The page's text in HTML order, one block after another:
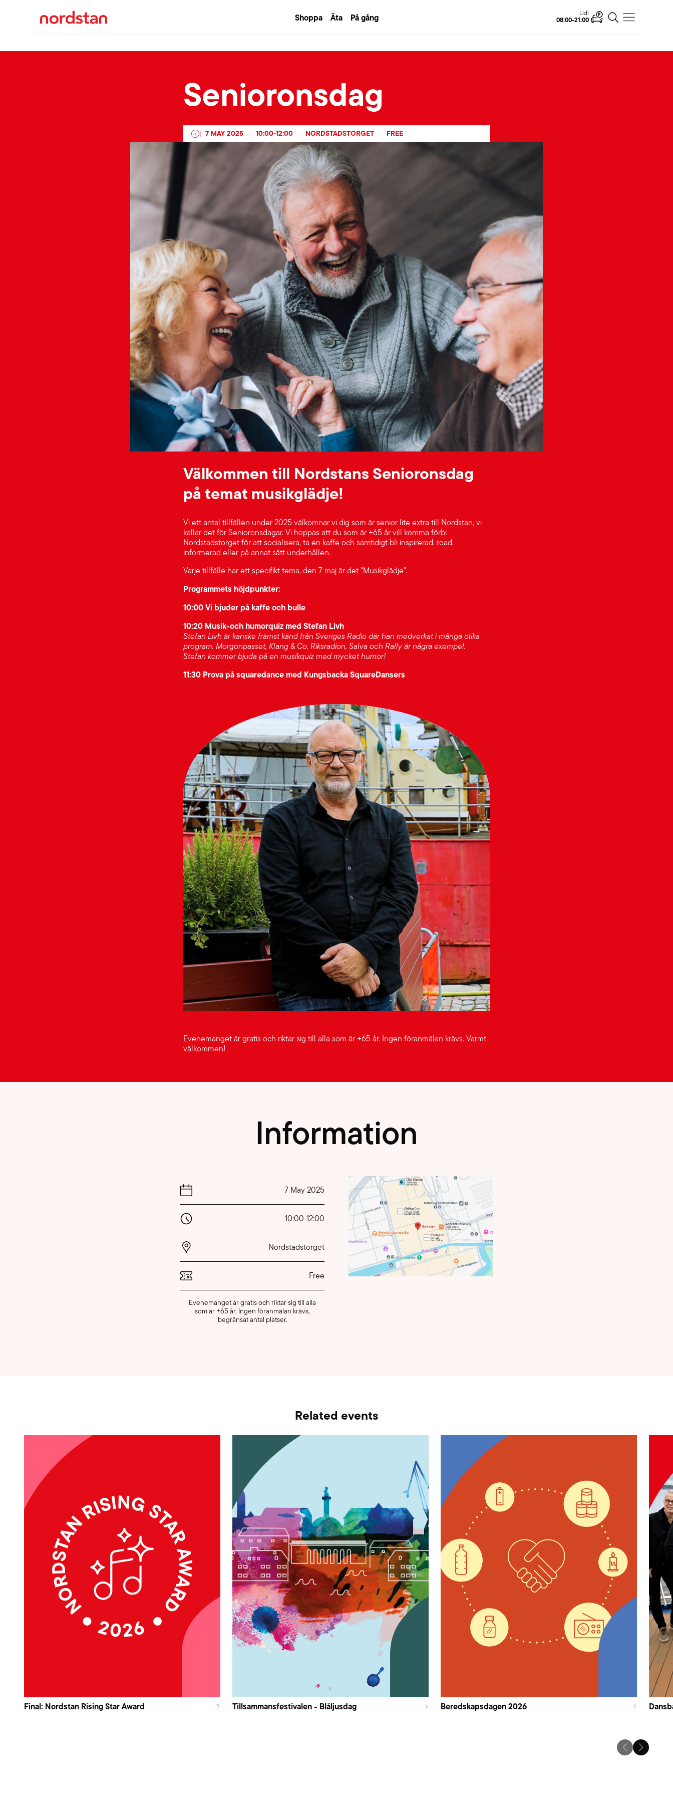
Shoppa Äta På gång Ahlsell
Open
Senioronsdag
| 7 MAY 2025 — 10:00-12:00 — NORDSTADSTORGET — FREE
Välkommen till Nordstans Senioronsdag
på temat musikglädje!
Vi ett antal tillfällen under 2025 välkomnar vi dig som är senior lite extra till Nordstan, vi
kallar det för Senioronsdagar. Vi hoppas att du som är +65 år vill komma förbi
Nordstadstorget för att socialisera, ta en kaffe och samtidigt bli inspirerad, road,
informerad eller på annat sätt underhållen.
Varje tillfälle har ett specifikt tema, den 7 maj är det "Musikglädje".
Programmets höjdpunkter:
10:00 Vi bjuder på kaffe och bulle
10:20 Musik-och humorquiz med Stefan Livh
Stefan Livh är kanske främst känd från Sveriges Radio där han medverkat i många olika
program. Morgonpasset, Klang & Co, Riksradion, Salva och Rally är några exempel.
Stefan kommer bjuda på en musikquiz med mycket humor!
11:30 Prova på squaredance med Kungsbacka SquareDansers
Evenemanget är gratis och riktar sig till alla som är +65 år. Ingen föranmälan krävs. Varmt
välkommen!
Information
7 May 2025
10:00-12:00
Nordstadstorget
Free
Evenemanget är gratis och riktar sig till alla
som är +65 år. Ingen föranmälan krävs,
begränsat antal platser.
Related events
Final: Nordstan Rising Star Award Tillsammansfestivalen - Blåljusdag Beredskapsdagen 2026